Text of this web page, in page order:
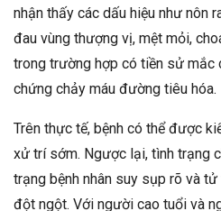
nhận thấy các dấu hiệu như nôn
đau vùng thượng vị, mệt mỏi,
trong trường hợp có tiền sử mắc
chứng chảy máu đường tiêu hóa.
Trên thực tế, bệnh có thể được
xử trí sớm. Ngược lại, tình trạng
trạng bệnh nhân suy sụp rõ và
đột ngột. Với người cao tuổi và